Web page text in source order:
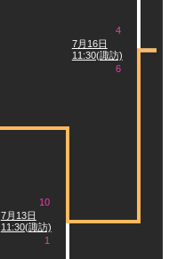
7月13日
11:30(諏訪)
10
1
7月16日
11:30(諏訪)
4
6